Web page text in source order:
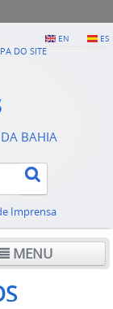
EN ES
DO SITE
DA BAHIA
Imprensa
MENU